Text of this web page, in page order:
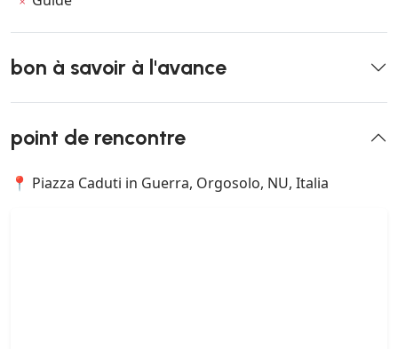
bon à savoir à l'avance
point de rencontre
📍 Piazza Caduti in Guerra, Orgosolo, NU, Italia